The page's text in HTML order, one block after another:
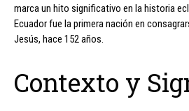
marca un hito significativo en la historia
Ecuador fue la primera nación en
Jesús, hace 152 años.
Contexto y